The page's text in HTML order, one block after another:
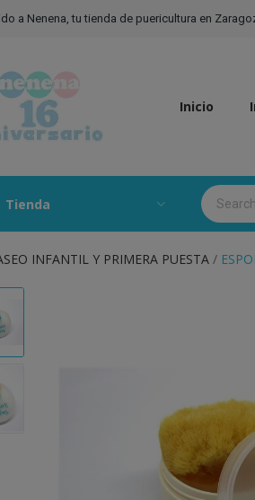
a Nenena, tu tienda de puericultura en
Inicio
Tienda
INFANTIL Y PRIMERA PUESTA